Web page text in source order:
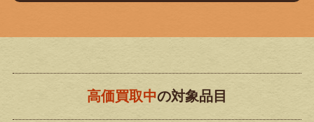
高価買取中の対象品目